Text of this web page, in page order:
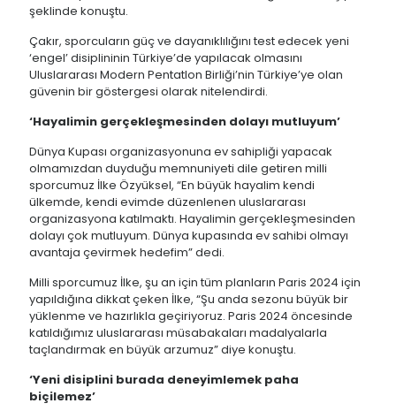
şeklinde konuştu.
Çakır, sporcuların güç ve dayanıklılığını test edecek yeni
‘engel’ disiplininin Türkiye’de yapılacak olmasını
Uluslararası Modern Pentatlon Birliği’nin Türkiye’ye olan
güvenin bir göstergesi olarak nitelendirdi.
‘Hayalimin gerçekleşmesinden dolayı mutluyum’
Dünya Kupası organizasyonuna ev sahipliği yapacak
olmamızdan duyduğu memnuniyeti dile getiren milli
sporcumuz İlke Özyüksel, “En büyük hayalim kendi
ülkemde, kendi evimde düzenlenen uluslararası
organizasyona katılmaktı. Hayalimin gerçekleşmesinden
dolayı çok mutluyum. Dünya kupasında ev sahibi olmayı
avantaja çevirmek hedefim” dedi.
Milli sporcumuz İlke, şu an için tüm planların Paris 2024 için
yapıldığına dikkat çeken İlke, “Şu anda sezonu büyük bir
yüklenme ve hazırlıkla geçiriyoruz. Paris 2024 öncesinde
katıldığımız uluslararası müsabakaları madalyalarla
taçlandırmak en büyük arzumuz” diye konuştu.
‘Yeni disiplini burada deneyimlemek paha
biçilemez’